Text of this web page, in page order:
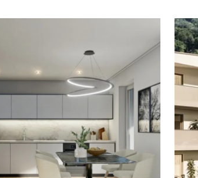
aufteilen. Eine gemeinsame
Fahrradabstellplätze sowie 11
und zudem noch 4 PKW-
Die 3 Häuser sind mit
Grundstückes befindet sich ein
entweder über einen großen
und mit Schiebeelementen
Pelletsheizung und eine
sorgen zusammen mit einer
Parkettböden aus heimischen Wäldern